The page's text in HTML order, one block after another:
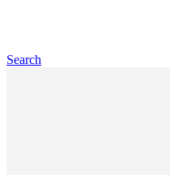
Search